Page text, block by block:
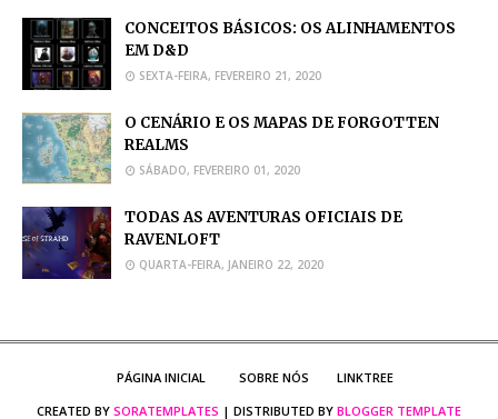
CONCEITOS BÁSICOS: OS ALINHAMENTOS
EM D&D
SEXTA-FEIRA, FEVEREIRO 21, 2020
O CENÁRIO E OS MAPAS DE FORGOTTEN
REALMS
SÁBADO, FEVEREIRO 01, 2020
TODAS AS AVENTURAS OFICIAIS DE
RAVENLOFT
QUARTA-FEIRA, JANEIRO 22, 2020
PÁGINA INICIAL SOBRE NÓS
LINKTREE
CREATED BY SORATEMPLATES | DISTRIBUTED BY BLOGGER TEMPLATE